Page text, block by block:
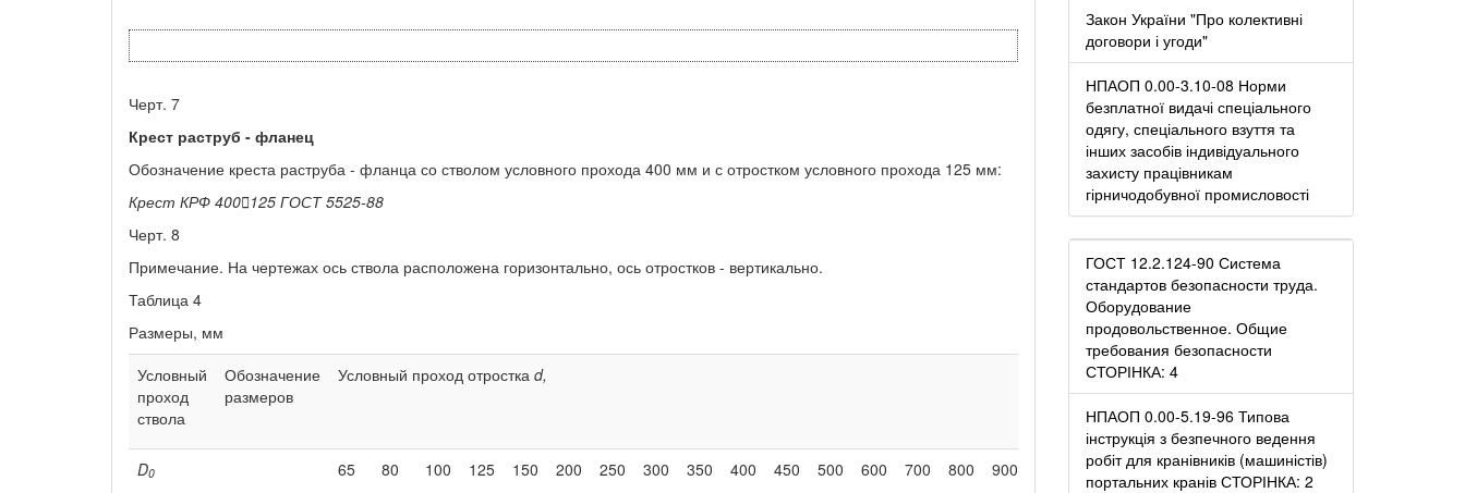
Черт. 7
Крест раструб - фланец
Обозначение креста раструба - фланца со стволом условного прохода 400 мм и с отростком условного прохода 125 мм:
Крест КРФ 400125 ГОСТ 5525-88
Черт. 8
Примечание. На чертежах ось ствола расположена горизонтально, ось отростков - вертикально.
Таблица 4
Размеры, мм
Условный
проход
ствола
Обозначение
размеров
Условный проход отростка d,
Наружный
диаметр
стенки
D0 65 80 100 125 150 200 250 300 350 400 450 500 600 700 800 900 1200 стволаD н ствола S
Закон України "Про колективні
договори і угоди"
НПАОП 0.00-3.10-08 Норми
безплатної видачі спеціального
одягу, спеціального взуття та
інших засобів індивідуального
захисту працівникам
гірничодобувної промисловості
ГОСТ 12.2.124-90 Система
стандартов безопасности труда.
Оборудование
продовольственное. Общие
требования безопасности
СТОРІНКА: 4
НПАОП 0.00-5.19-96 Типова
інструкція з безпечного ведення
робіт для кранівників (машиністів)
портальних кранів СТОРІНКА: 2